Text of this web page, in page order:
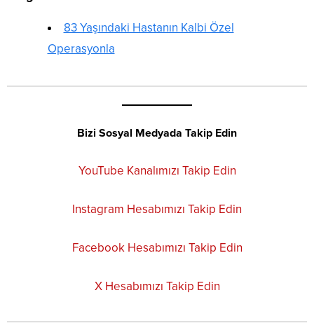
83 Yaşındaki Hastanın Kalbi Özel
Operasyonla
Bizi Sosyal Medyada Takip Edin
YouTube Kanalımızı Takip Edin
Instagram Hesabımızı Takip Edin
Facebook Hesabımızı Takip Edin
X Hesabımızı Takip Edin